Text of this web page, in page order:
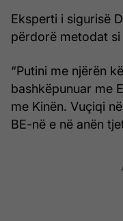
Eksperti i sigurisë
përdorë metodat si
“Putini me njërën
bashkëpunuar me
me Kinën. Vuçiqi
BE-në e në anën